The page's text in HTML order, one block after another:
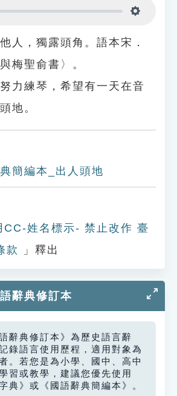
人，獨露頭角。語本宋．
梅聖俞書〉。
努力練琴，希望有一天在音
地。
簡編本_出人頭地
CC-姓名標示- 禁止改作 臺
款
」釋出
辭典修訂本
辭典修訂本》為歷史語言辭
錄語言使用歷程，適用對象為
。若您是為小學、國中、高中
習或教學，建議您優先使用
典》或《國語辭典簡編本》。